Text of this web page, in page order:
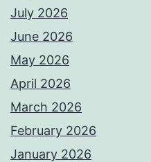
July 2026
June 2026
May 2026
April 2026
March 2026
February 2026
January 2026